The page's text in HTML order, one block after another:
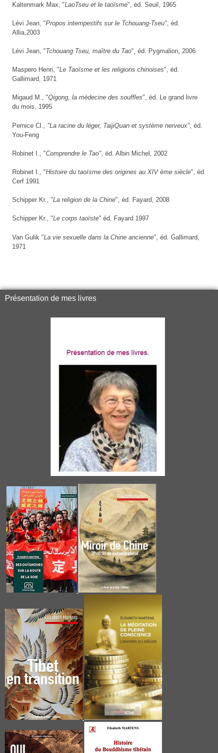
Kaltenmark Max, "LaoTseu et le taoïsme", éd. Seuil, 1965
Lévi Jean, "Propos intempestifs sur le Tchouang-Tseu" , éd.
Allia,2003
Lévi Jean, "Tchouang Tseu, maître du Tao", éd. Pygmalion, 2006
Maspero Henri, "Le Taoïsme et les religions chinoises", éd.
Gallimard, 1971
Migaud M., "Qigong, la médecine des souffles", éd. Le grand livre
du mois, 1995
Pernice Cl., "La racine du léger, TaijiQuan et système nerveux" , éd.
You-Feng
Robinet I., "Comprendre le Tao" , éd. Albin Michel, 2002
Robinet I., "Histoire du taoïsme des origines au XIV ème siècle", éd.
Cerf 1991
Schipper Kr., "La religion de la Chine", éd. Fayard, 2008
Schipper Kr., "Le corps taoïste" éd. Fayard 1997
Van Gulik "La vie sexuelle dans la Chine ancienne", éd. Gallimard,
1971
Présentation de mes livres